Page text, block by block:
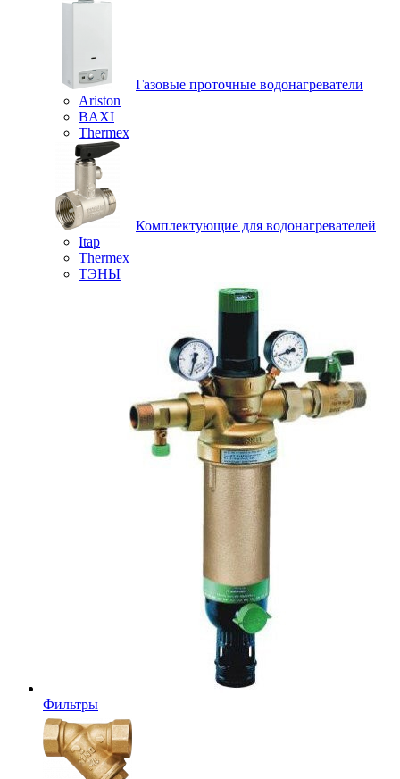
Газовые проточные водонагреватели
Ariston
BAXI
Thermex
Комплектующие для водонагревателей
Itap
Thermex
ТЭНЫ
Фильтры